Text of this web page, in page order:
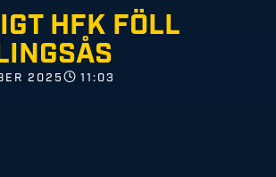
HFK FÖLL
2025 11:03